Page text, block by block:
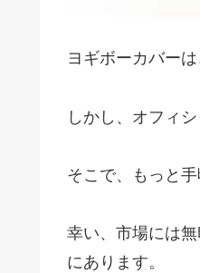
ヨギボーカバー
しかし、オフィ
そこで、もっと
幸い、市場には
にあります。